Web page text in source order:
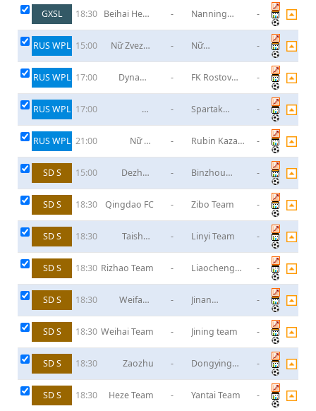
Huirong
GXSL 18:30 Beihai Hepu
Technology
-
Nanning
Senior High
School
-
RUS WPL 15:00
Nữ Zvezda
-
Nữ
-
RUS WPL 17:00
Dynamo
-
FK Rostov
-
RUS WPL 17:00
Nữ
Krasnodar
-
Spartak
-
RUS WPL 21:00
Nữ FK
-
Rubin Kazan
-
SD S 15:00
Dezhou
-
Binzhou
-
SD S 18:30 Qingdao FC - Zibo Team -
SD S 18:30
Taishan
Construction
- Linyi Team -
SD S 18:30 Rizhao Team -
Liaocheng
-
SD S 18:30
Weifang
-
Jinan
-
SD S 18:30 Weihai Team - Jining team -
SD S 18:30 Zaozhu -
Dongying
-
SD S 18:30 Heze Team - Yantai Team -